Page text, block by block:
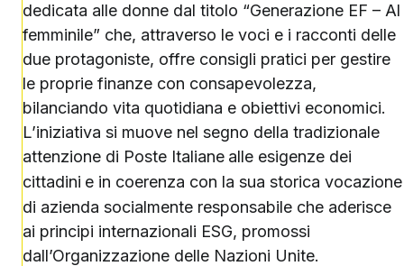
dedicata alle donne dal titolo “Generazione EF – Al
femminile” che, attraverso le voci e i racconti delle
due protagoniste, offre consigli pratici per gestire
le proprie finanze con consapevolezza,
bilanciando vita quotidiana e obiettivi economici.
L’iniziativa si muove nel segno della tradizionale
attenzione di Poste Italiane alle esigenze dei
cittadini e in coerenza con la sua storica vocazione
di azienda socialmente responsabile che aderisce
ai principi internazionali ESG, promossi
dall’Organizzazione delle Nazioni Unite.